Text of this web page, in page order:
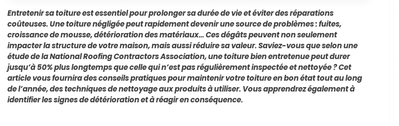
Entretenir sa toiture est essentiel pour prolonger sa durée de vie et éviter des réparations
coûteuses. Une toiture négligée peut rapidement devenir une source de problèmes : fuites,
croissance de mousse, détérioration des matériaux… Ces dégâts peuvent non seulement
impacter la structure de votre maison, mais aussi réduire sa valeur. Saviez-vous que selon une
étude de la National Roofing Contractors Association, une toiture bien entretenue peut durer
jusqu’à 50% plus longtemps que celle qui n’est pas régulièrement inspectée et nettoyée ? Cet
article vous fournira des conseils pratiques pour maintenir votre toiture en bon état tout au long
de l’année, des techniques de nettoyage aux produits à utiliser. Vous apprendrez également à
identifier les signes de détérioration et à réagir en conséquence.